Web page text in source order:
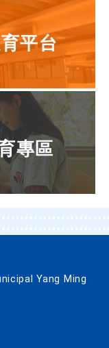
平台
專區
Yang Ming